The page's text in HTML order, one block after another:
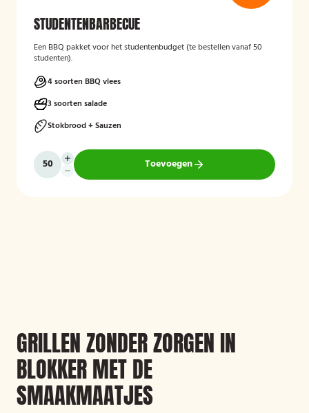
STUDENTENBARBECUE
Een BBQ pakket voor het studentenbudget (te bestellen vanaf 50
studenten).
4 soorten BBQ vlees
3 soorten salade
Stokbrood + Sauzen
Toevoegen
GRILLEN ZONDER ZORGEN IN
BLOKKER MET DE
SMAAKMAATJES